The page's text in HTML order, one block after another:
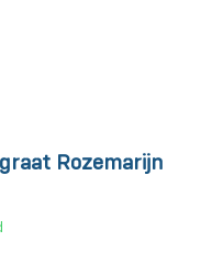
Rozemarijn